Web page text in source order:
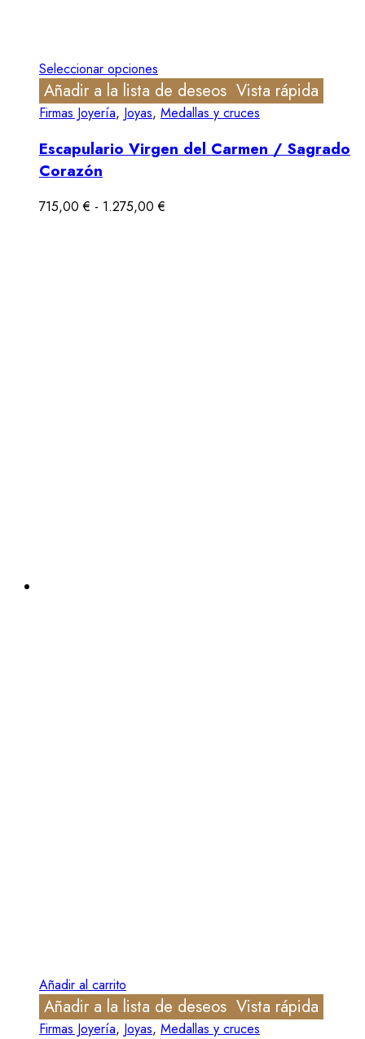
Seleccionar opciones
Añadir a la lista de deseos Vista rápida
Firmas Joyería, Joyas, Medallas y cruces
Escapulario Virgen del Carmen / Sagrado
Corazón
715,00€ - 1.275,00€
Añadir al carrito
Añadir a la lista de deseos Vista rápida
Firmas Joyería, Joyas, Medallas y cruces